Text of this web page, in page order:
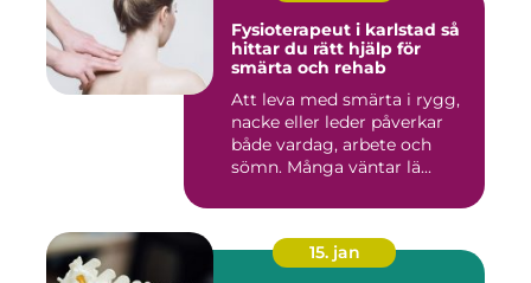
Fysioterapeut i karlstad så
hittar du rätt hjälp för
smärta och rehab
Att leva med smärta i rygg,
nacke eller leder påverkar
både vardag, arbete och
sömn. Många väntar lä...
15. jan